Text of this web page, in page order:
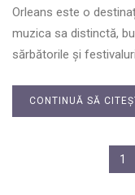
Orleans este o
muzica sa distinctă,
sărbătorile și
CONTINUĂ SĂ
1